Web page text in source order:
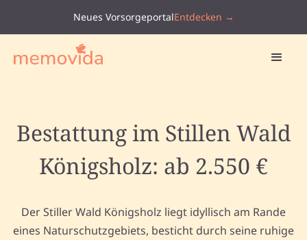
Neues VorsorgeportalEntdecken →
Bestattung im Stillen Wald
Königsholz: ab 2.550 €
Der Stiller Wald Königsholz liegt idyllisch am Rande
eines Naturschutzgebiets, besticht durch seine ruhige